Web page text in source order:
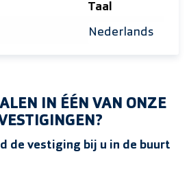
32mm 7022 RVS A4
Taal
Selecteer taal
IN ÉÉN VAN ONZE
de vestiging bij u in de buurt